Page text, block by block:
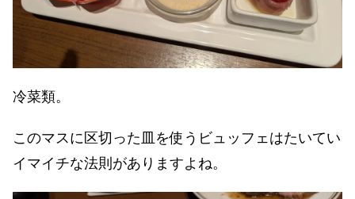
冷菜類。
このマスに区切った皿を使うビュッフェはたいてい
イマイチな法則がありますよね。